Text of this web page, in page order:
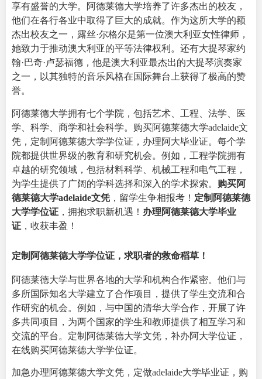
享有盛誉的大学。阿德莱德大学培养了许多杰出的校友，
他们在各行各业中取得了巨大的成就。作为这所大学的额
杰出校友之一，露丝·尔格尔是第一位澳大利亚女性律师，
她致力于推动澳大利亚的平等法律权利。还有大提琴家约
翰·巴奇·卢瑟福德，他是澳大利亚最杰出的大提琴演奏家
之一，以其独特的音乐风格在国际舞台上获得了极高的赞
誉。
阿德莱德大学拥有七个学院，包括艺术、工程、法学、医
学、科学、商学和社会科学。购买阿德莱德大学adelaide文
凭，定制阿德莱德大学学位证，办理阿大毕业证。每个学
院都提供世界级的教育和研究机会。例如，工程学院拥有
卓越的研究领域，包括材料科学、机械工程和电气工程，
为学生提供了广阔的学科选择和深入的学术探索。 购买阿
德莱德大学adelaide文凭 ，留学生争相报考！ 定制阿德莱德
大学学位证 ，拥抱求职新机遇！ 办理阿德莱德大学毕业
证 ，收获丰盈！
定制阿德莱德大学学位证，求职者的救命稻草！
阿德莱德大学与世界各地的大学和机构合作紧密。他们与
多所国际知名大学建立了合作项目，提供了学生交流和合
作研究的机会。例如，与中国的清华大学合作，开展了许
多共同项目，为两个国家的学生和教师提供了相互学习和
交流的平台。定制阿德莱德大学文凭，补办阿大学位证，
在线购买阿德莱德大学学位证。
加急办理阿德莱德大学文凭，定做adelaide大学毕业证，购